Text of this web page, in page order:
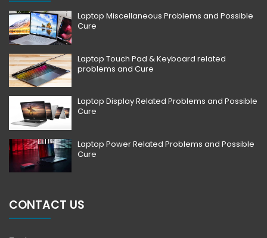
Laptop Miscellaneous Problems and Possible
Cure
Laptop Touch Pad & Keyboard related
problems and Cure
Laptop Display Related Problems and Possible
Cure
Laptop Power Related Problems and Possible
Cure
CONTACT US